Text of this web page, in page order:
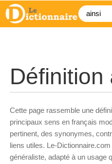
Définition
Cette page rassemble une
principaux sens en français
pertinent, des synonymes,
liens utiles. Le-
généraliste, adapté à un usage